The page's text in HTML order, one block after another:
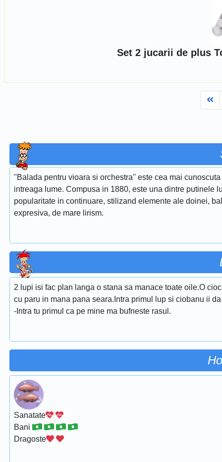
Set 2 jucarii de plus
''Balada pentru vioara si orchestra'' este cea mai
intreaga lume. Compusa in 1880, este una dintre putinele
popularitate in continuare, stilizand elemente ale doinei,
expresiva, de mare lirism.
2 lupi isi fac plan langa o stana sa manace toate oile.O
cu paru in mana pana seara.Intra primul lup si ciobanu ii
-Intra tu primul ca pe mine ma bufneste rasul.
Sanatate
Bani
Dragoste